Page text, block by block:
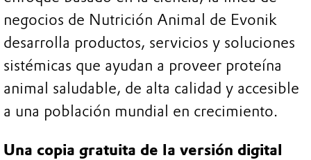
negocios de Nutrición Animal de Evonik
desarrolla productos, servicios y soluciones
sistémicas que ayudan a proveer proteína
animal saludable, de alta calidad y accesible
a una población mundial en crecimiento.
Una copia gratuita de la versión digital